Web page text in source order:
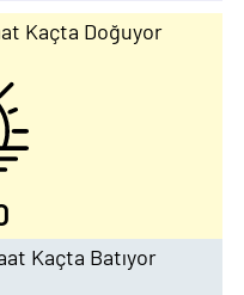
Kaçta Doğuyor
Kaçta Batıyor